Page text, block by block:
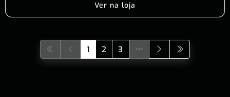
Ver na loja
1 2 3